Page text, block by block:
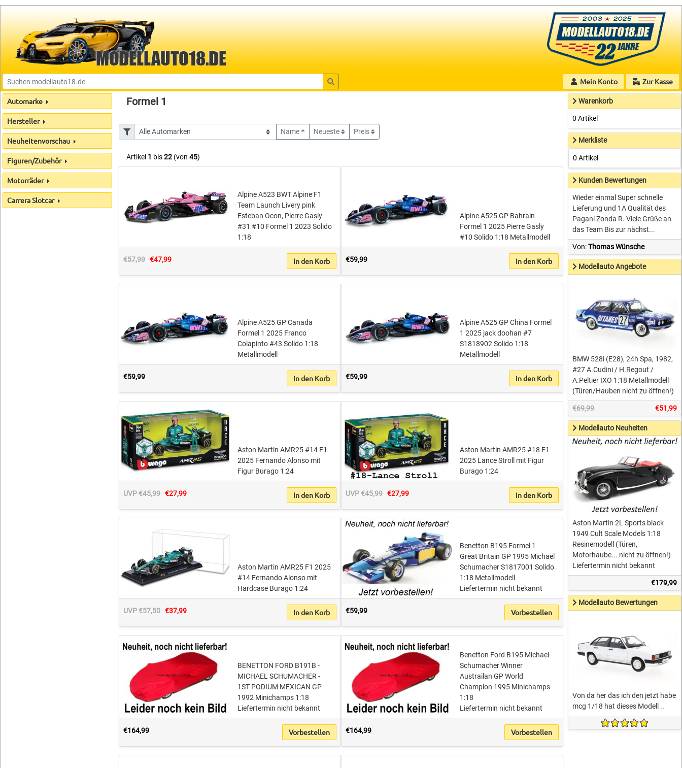
Mein Konto Zur Kasse
Automarke
Hersteller
Neuheitenvorschau
Figuren/Zubehör
Motorräder
Carrera Slotcar
Formel 1
Name Neueste Preis
Artikel 1 bis22(von 45)
Alpine A523 BWT Alpine F1
Team Launch Livery pink
Esteban Ocon, Pierre Gasly
#31 #10 Formel 1 2023 Solido
1:18
€57,99 €47,99 In den Korb
Alpine A525 GP Bahrain
Formel 1 2025 Pierre Gasly
#10 Solido 1:18 Metallmodell
€59,99 In den Korb
Alpine A525 GP Canada
Formel 1 2025 Franco
Colapinto #43 Solido 1:18
Metallmodell
€59,99 In den Korb
Alpine A525 GP China Formel
1 2025 jack doohan #7
S1818902 Solido 1:18
Metallmodell
€59,99 In den Korb
Aston Martin AMR25 #14 F1
2025 Fernando Alonso mit
Figur Burago 1:24
UVP €45,99 €27,99 In den Korb
Aston Martin AMR25 #18 F1
2025 Lance Stroll mit Figur
Burago 1:24
UVP €45,99 €27,99 In den Korb
Aston Martin AMR25 F1 2025
#14 Fernando Alonso mit
Hardcase Burago 1:24
UVP €57,50 €37,99 In den Korb
Benetton B195 Formel 1
Great Britain GP 1995 Michael
Schumacher S1817001 Solido
1:18 Metallmodell
Liefertermin nicht bekannt
€59,99 Vorbestellen
BENETTON FORD B191B -
MICHAEL SCHUMACHER -
1ST PODIUM MEXICAN GP
1992 Minichamps 1:18
Liefertermin nicht bekannt
€164,99 Vorbestellen
Benetton Ford B195 Michael
Schumacher Winner
Austrailan GP World
Champion 1995 Minichamps
1:18
Liefertermin nicht bekannt
€164,99 Vorbestellen
Warenkorb
0 Artikel
Merkliste
0 Artikel
Kunden Bewertungen
Wieder einmal Super schnelle
Lieferung und 1A Qualität des
Pagani Zonda R. Viele Grüße an
das Team Bis zur nächst...
Von:Thomas Wünsche
Modellauto Angebote
BMW 528i (E28), 24h Spa, 1982,
#27 A.Cudini / H.Regout /
A.Peltier IXO 1:18 Metallmodell
(Türen/Hauben nicht zu öffnen!)
€69,99 €51,99
Modellauto Neuheiten
Aston Martin 2L Sports black
1949 Cult Scale Models 1:18
Resinemodell (Türen,
Motorhaube... nicht zu öffnen!)
Liefertermin nicht bekannt
€179,99
Modellauto Bewertungen
Von da her das ich den jetzt habe
mcg 1/18 hat dieses Modell ..